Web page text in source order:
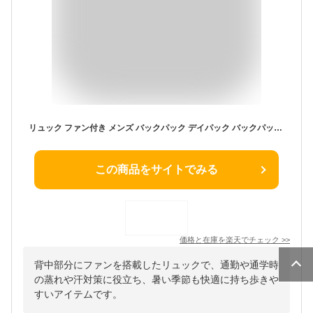
リュック ファン付き メンズ バックパック デイパック バックパック 222501 メンズ SIEERA FIELD シェラフィールド A4人気 通勤 25L スポーツ 旅行 おしゃれ モバイルバッテリー付き リュック 背中 汗 対策 冷却 ファン 扇風機 熱中症対策 中学 高校 通学 通塾
この商品をサイトでみる
価格と在庫を楽天でチェック >>
背中部分にファンを搭載したリュックで、通勤や通学時
の蒸れや汗対策に役立ち、暑い季節も快適に持ち歩きや
すいアイテムです。